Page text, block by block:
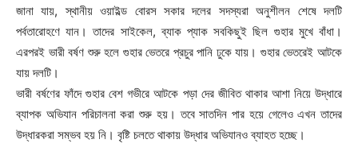
জানা যায়, স্থানীয় ওয়াইল্ড বোরস সকার দলের সদস্যরা অনুশীলন শেষে দলটি
পর্বতারোহণে যান। তাদের সাইকেল, ব্যাক প্যাক সবকিছুই ছিল গুহার মুখে বাঁধা।
এরপরই ভারী বর্ষণ শুরু হলে গুহার ভেতরে প্রচুর পানি ঢুকে যায়। গুহার ভেতরেই আটকে
যায় দলটি।
ভারী বর্ষণের ফাঁদে গুহার বেশ গভীরে আটকে পড়া দের জীবিত থাকার আশা নিয়ে উদ্ধারে
ব্যাপক অভিযান পরিচালনা করা শুরু হয়। তবে সাতদিন পার হয়ে গেলেও এখন তাদের
উদ্ধারকরা সম্ভব হয় নি। বৃষ্টি চলতে থাকায় উদ্ধার অভিযানও ব্যাহত হচ্ছে।